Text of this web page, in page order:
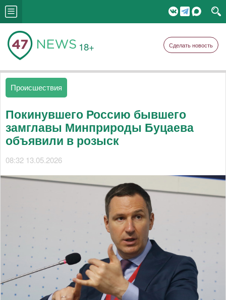
18+ Сделать новость
Происшествия
Покинувшего Россию бывшего
замглавы Минприроды Буцаева
объявили в розыск
08:32 13.05.2026